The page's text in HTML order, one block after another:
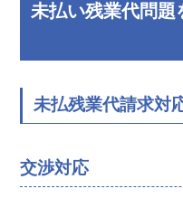
未払い残業代問題
未払残業代請求対
交渉対応